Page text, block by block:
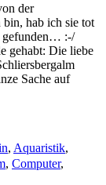
der
bin, hab ich sie tot
gefunden… :-/
gehabt: Die liebe
Sache auf
, Aquaristik,
, Computer,